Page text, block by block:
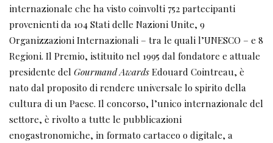
internazionale che ha visto coinvolti 752 partecipanti
provenienti da 104 Stati delle Nazioni Unite, 9
Organizzazioni Internazionali – tra le quali l’UNESCO – e 8
Regioni. Il Premio, istituito nel 1995 dal fondatore e attuale
presidente del Gourmand AwardsEdouard Cointreau, è
nato dal proposito di rendere universale lo spirito della
cultura di un Paese. Il concorso, l’unico internazionale del
settore, è rivolto a tutte le pubblicazioni
enogastronomiche, in formato cartaceo o digitale, a